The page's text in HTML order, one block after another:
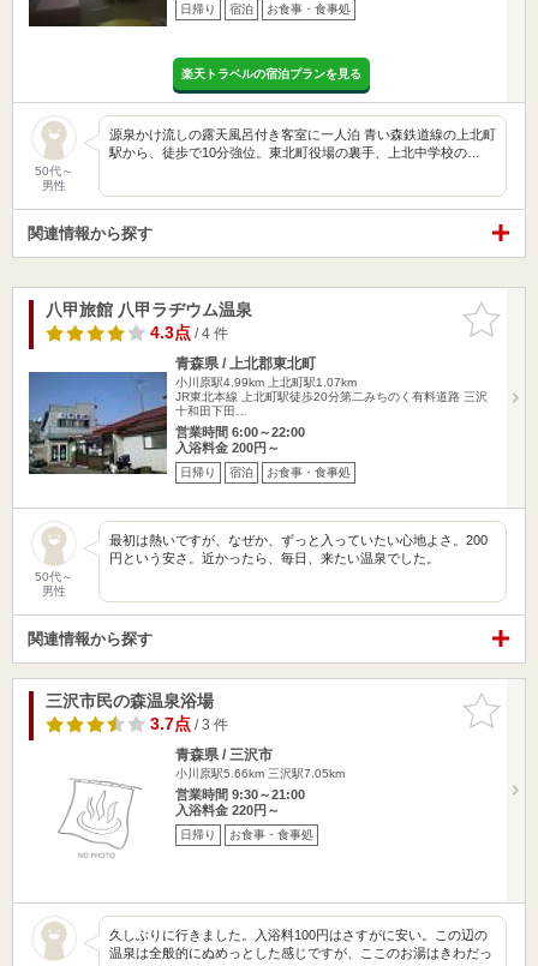
日帰り 宿泊 お食事・食事処
楽天トラベルの宿泊プランを見る
50代～
男性
源泉かけ流しの露天風呂付き客室に一人泊 青い森鉄道線の上北町
駅から、徒歩で10分強位。東北町役場の裏手、上北中学校の…
関連情報から探す
お気に入
りに追加
八甲旅館 八甲ラヂウム温泉
4.3点/ 4 件
青森県 / 上北郡東北町
小川原駅4.99km
上北町駅1.07km
JR東北本線 上北町駅徒歩20分第二みちのく有料道路 三沢
十和田下田…
営業時間 6:00～22:00
入浴料金 200円～
日帰り 宿泊 お食事・食事処
50代～
男性
最初は熱いですが、なぜか、ずっと入っていたい心地よさ。200
円という安さ。近かったら、毎日、来たい温泉でした。
関連情報から探す
お気に入
りに追加
三沢市民の森温泉浴場
3.7点/ 3 件
青森県 / 三沢市
小川原駅5.66km 三沢駅7.05km
営業時間 9:30～21:00
入浴料金 220円～
日帰り お食事・食事処
久しぶりに行きました。入浴料100円はさすがに安い。この辺の
温泉は全般的にぬめっとした感じですが、ここのお湯はきわだっ